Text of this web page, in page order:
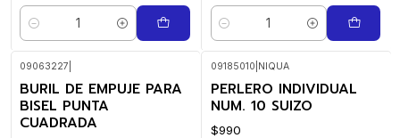
Quantidade Quantidade
09063227
BURIL DE EMPUJE PARA
BISEL PUNTA
CUADRADA
09185010 NIQUA
PERLERO INDIVIDUAL
NUM. 10 SUIZO
$990